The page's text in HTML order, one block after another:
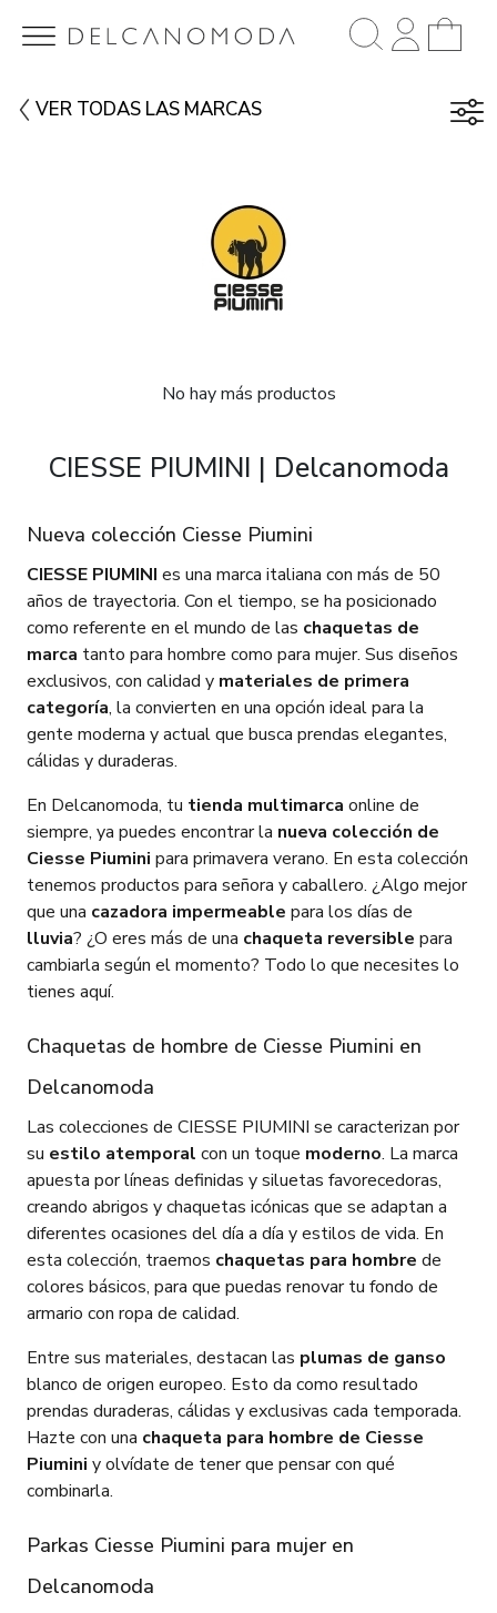
VER TODAS LAS MARCAS
No hay más productos
CIESSE PIUMINI | Delcanomoda
Nueva colección Ciesse Piumini
CIESSE PIUMINI es una marca italiana con más de 50
años de trayectoria. Con el tiempo, se ha posicionado
como referente en el mundo de las chaquetas de
marca tanto para hombre como para mujer. Sus diseños
exclusivos, con calidad y materiales de primera
categoría, la convierten en una opción ideal para la
gente moderna y actual que busca prendas elegantes,
cálidas y duraderas.
En Delcanomoda, tu tienda multimarca online de
siempre, ya puedes encontrar la nueva colección de
Ciesse Piumini para primavera verano. En esta colección
tenemos productos para señora y caballero. ¿Algo mejor
que una cazadora impermeable para los días de
lluvia? ¿O eres más de una chaqueta reversible para
cambiarla según el momento? Todo lo que necesites lo
tienes aquí.
Chaquetas de hombre de Ciesse Piumini en
Delcanomoda
Las colecciones de CIESSE PIUMINI se caracterizan por
su estilo atemporal con un toque moderno. La marca
apuesta por líneas definidas y siluetas favorecedoras,
creando abrigos y chaquetas icónicas que se adaptan a
diferentes ocasiones del día a día y estilos de vida. En
esta colección, traemos chaquetas para hombre de
colores básicos, para que puedas renovar tu fondo de
armario con ropa de calidad.
Entre sus materiales, destacan las plumas de ganso
blanco de origen europeo. Esto da como resultado
prendas duraderas, cálidas y exclusivas cada temporada.
Hazte con una chaqueta para hombre de Ciesse
Piumini y olvídate de tener que pensar con qué
combinarla.
Parkas Ciesse Piumini para mujer en
Delcanomoda